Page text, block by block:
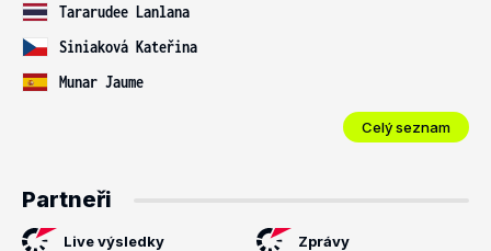
Tararudee Lanlana
Siniaková Kateřina
Munar Jaume
Celý seznam
Partneři
Live výsledky Zprávy